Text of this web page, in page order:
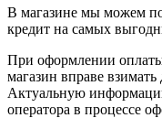
В магазине мы можем
кредит на самых
При оформлении
магазин вправе
Актуальную
оператора в процессе